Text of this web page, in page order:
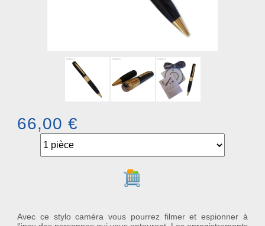
66,00 €
Ajouter au panier
Avec ce stylo caméra vous pourrez filmer et espionner à